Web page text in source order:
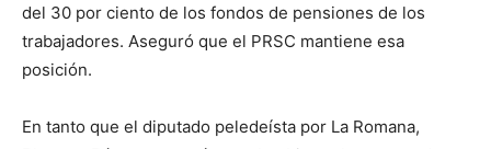
del 30 por ciento de los fondos de pensiones de los
trabajadores. Aseguró que el PRSC mantiene esa
posición.
En tanto que el diputado peledeísta por La Romana,